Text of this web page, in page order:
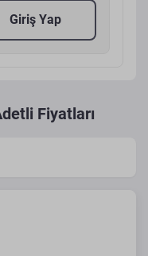
Giriş Yap
Fiyatları